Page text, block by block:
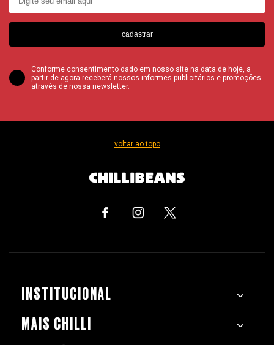
cadastrar
Conforme consentimento dado em nosso site na data de hoje, a
partir de agora receberá nossos informes publicitários e promoções
através de nossa newsletter.
voltar ao topo
INSTITUCIONAL
MAIS CHILLI